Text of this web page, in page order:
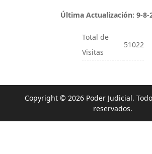
Última Actualización: 9-8-
Total de
Visitas
51022
Copyright © 2026 Poder Judicial.
reservados.